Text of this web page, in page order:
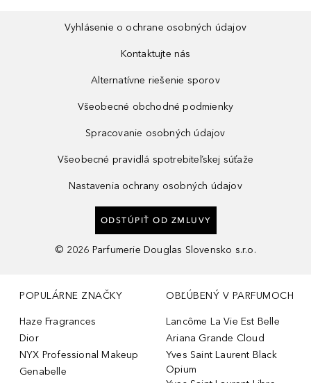
Vyhlásenie o ochrane osobných údajov
Kontaktujte nás
Alternatívne riešenie sporov
Všeobecné obchodné podmienky
Spracovanie osobných údajov
Všeobecné pravidlá spotrebiteľskej súťaže
Nastavenia ochrany osobných údajov
ODSTÚPIŤ OD ZMLUVY
© 2026 Parfumerie Douglas Slovensko s.r.o.
POPULÁRNE ZNAČKY
Haze Fragrances
Dior
NYX Professional Makeup
Genabelle
OBĽÚBENÝ V PARFUMOCH
Lancôme La Vie Est Belle
Ariana Grande Cloud
Yves Saint Laurent Black
Opium